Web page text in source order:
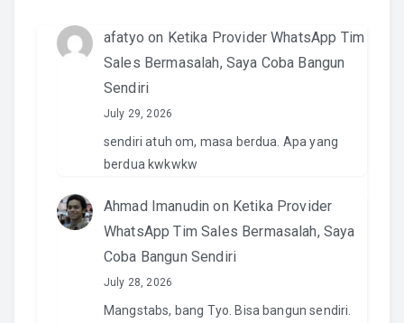
afatyo on Ketika Provider WhatsApp Tim
Sales Bermasalah, Saya Coba Bangun
Sendiri
July 29, 2026
sendiri atuh om, masa berdua. Apa yang
berdua kwkwkw
Ahmad Imanudin on Ketika Provider
WhatsApp Tim Sales Bermasalah, Saya
Coba Bangun Sendiri
July 28, 2026
Mangstabs, bang Tyo. Bisa bangun sendiri.